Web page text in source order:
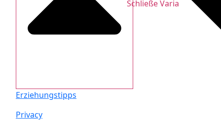
Schließe Varia
Erziehungstipps
Privacy